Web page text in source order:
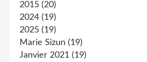
2015 (20)
2024 (19)
2025 (19)
Marie Sizun (19)
Janvier 2021 (19)